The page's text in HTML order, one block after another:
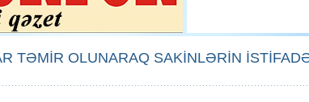
TƏMİR OLUNARAQ SAKİNLƏRİN